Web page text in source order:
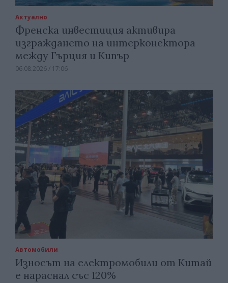
Актуално
Френска инвестиция активира
изграждането на интерконектора
между Гърция и Кипър
06.08.2026 / 17:06
Автомобили
Износът на електромобили от Китай
е нараснал със 120%